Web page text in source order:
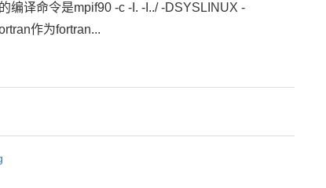
编译命令是mpif90 -c -I. -I../ -DSYSLINUX -
作为fortran...